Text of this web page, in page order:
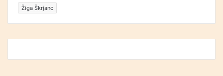
Žiga Škrjanc